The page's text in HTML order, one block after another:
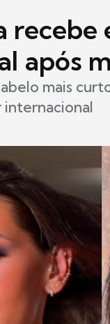
recebe
após
mais
internacional